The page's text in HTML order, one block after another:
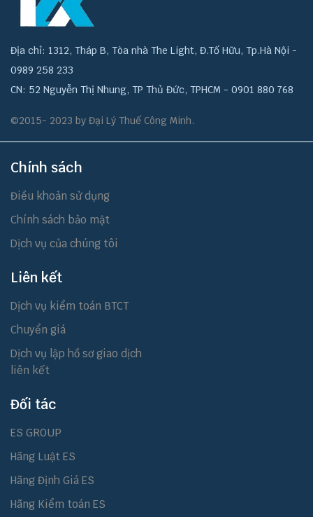
Địa chỉ: 1312, Tháp B, Tòa nhà The Light, Đ.Tố Hữu, Tp.Hà Nội -
0989 258 233
CN: 52 Nguyễn Thị Nhung, TP Thủ Đức, TPHCM - 0901 880 768
©2015- 2023 by Đại Lý Thuế Công Minh.
Chính sách
Điều khoản sử dụng
Chính sách bảo mật
Dịch vụ của chúng tôi
Liên kết
Dịch vụ kiểm toán BTCT
Chuyển giá
Dịch vụ lập hồ sơ giao dịch
liên kết
Đối tác
ES GROUP
Hãng Luật ES
Hãng Định Giá ES
Hãng Kiểm toán ES